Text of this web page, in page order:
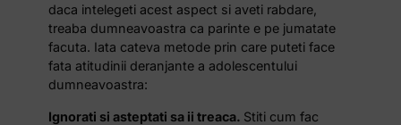
daca intelegeti acest aspect si aveti rabdare,
treaba dumneavoastra ca parinte e pe jumatate
facuta. Iata cateva metode prin care puteti face
fata atitudinii deranjante a adolescentului
dumneavoastra:
Ignorati si asteptati sa ii treaca. Stiti cum fac